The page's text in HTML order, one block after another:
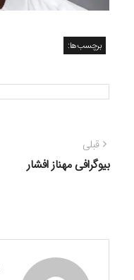
برچسب‌ها:
راهبری
نوشته
قبلی
قبلی:
بیوگرافی مهناز افشار